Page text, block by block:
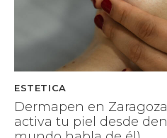
ESTETICA
Dermapen en
activa tu piel desde